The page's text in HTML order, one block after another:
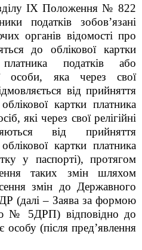
IX Положення № 822
податків зобов’язані
органів відомості про
до облікової картки
податків або
особи, яка через свої
від прийняття
картки платника
які через свої релігійні
від прийняття
картки платника
у паспорті), протягом
таких змін шляхом
змін до Державного
(далі – Заява за формою
5ДРП) відповідно до
(після пред’явлення